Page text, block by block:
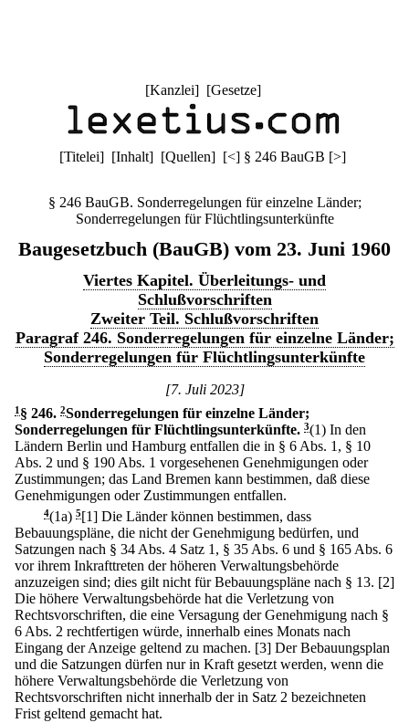
[Kanzlei] [Gesetze]
[Titelei] [Inhalt] [Quellen] [<] § 246 BauGB [>]
§ 246 BauGB. Sonderregelungen für einzelne Länder;
Sonderregelungen für Flüchtlingsunterkünfte
Baugesetzbuch (BauGB) vom 23. Juni 1960
Viertes Kapitel. Überleitungs- und
Schlußvorschriften
Zweiter Teil. Schlußvorschriften
Paragraf 246. Sonderregelungen für einzelne Länder;
Sonderregelungen für Flüchtlingsunterkünfte
[7. Juli 2023]
1 § 246. 2Sonderregelungen für einzelne Länder;
Sonderregelungen für Flüchtlingsunterkünfte. 3(1) In den
Ländern Berlin und Hamburg entfallen die in § 6 Abs. 1, § 10
Abs. 2 und § 190 Abs. 1 vorgesehenen Genehmigungen oder
Zustimmungen; das Land Bremen kann bestimmen, daß diese
Genehmigungen oder Zustimmungen entfallen.
4(1a) 5[1] Die Länder können bestimmen, dass
Bebauungspläne, die nicht der Genehmigung bedürfen, und
Satzungen nach § 34 Abs. 4 Satz 1, § 35 Abs. 6 und § 165 Abs. 6
vor ihrem Inkrafttreten der höheren Verwaltungsbehörde
anzuzeigen sind; dies gilt nicht für Bebauungspläne nach § 13. [2]
Die höhere Verwaltungsbehörde hat die Verletzung von
Rechtsvorschriften, die eine Versagung der Genehmigung nach §
6 Abs. 2 rechtfertigen würde, innerhalb eines Monats nach
Eingang der Anzeige geltend zu machen. [3] Der Bebauungsplan
und die Satzungen dürfen nur in Kraft gesetzt werden, wenn die
höhere Verwaltungsbehörde die Verletzung von
Rechtsvorschriften nicht innerhalb der in Satz 2 bezeichneten
Frist geltend gemacht hat.